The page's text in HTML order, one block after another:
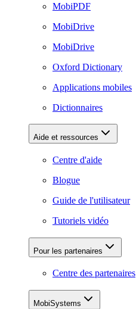
MobiPDF
MobiDrive
MobiDrive
Oxford Dictionary
Applications mobiles
Dictionnaires
Aide et ressources
Centre d'aide
Blogue
Guide de l'utilisateur
Tutoriels vidéo
Pour les partenaires
Centre des partenaires
MobiSystems